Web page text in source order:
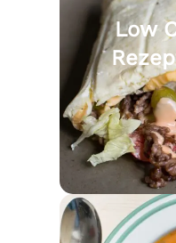
Low